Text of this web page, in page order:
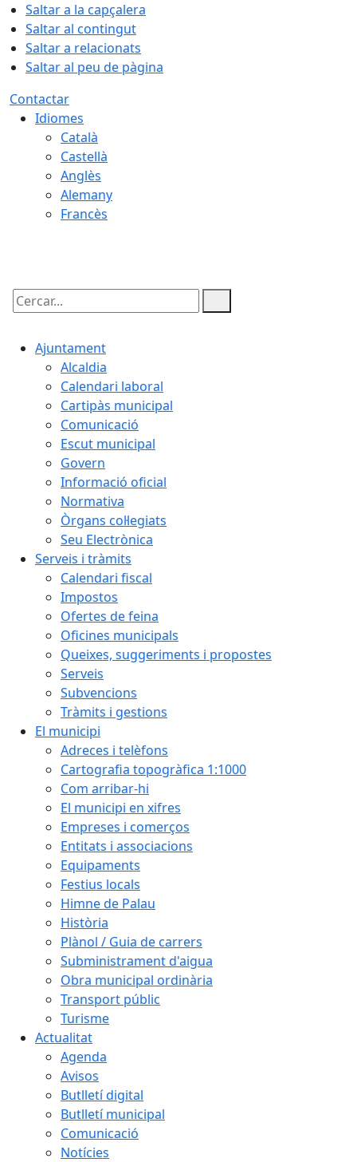
Saltar a la capçalera
Saltar al contingut
Saltar a relacionats
Saltar al peu de pàgina
Contactar
Idiomes
Català
Castellà
Anglès
Alemany
Francès
Cercar:
Ajuntament
Alcaldia
Calendari laboral
Cartipàs municipal
Comunicació
Escut municipal
Govern
Informació oficial
Normativa
Òrgans col·legiats
Seu Electrònica
Serveis i tràmits
Calendari fiscal
Impostos
Ofertes de feina
Oficines municipals
Queixes, suggeriments i propostes
Serveis
Subvencions
Tràmits i gestions
El municipi
Adreces i telèfons
Cartografia topogràfica 1:1000
Com arribar-hi
El municipi en xifres
Empreses i comerços
Entitats i associacions
Equipaments
Festius locals
Himne de Palau
Història
Plànol / Guia de carrers
Subministrament d'aigua
Obra municipal ordinària
Transport públic
Turisme
Actualitat
Agenda
Avisos
Butlletí digital
Butlletí municipal
Comunicació
Notícies